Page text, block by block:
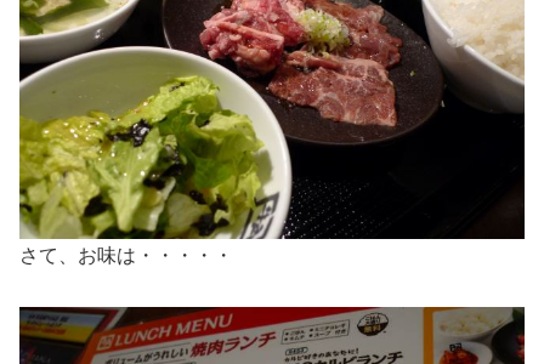
さて、お味は・・・・・